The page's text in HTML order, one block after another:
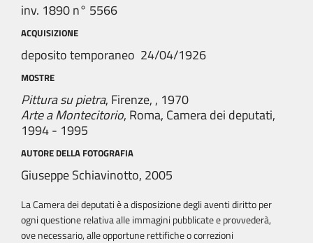
inv. 1890 n° 5566
ACQUISIZIONE
deposito temporaneo 24/04/1926
MOSTRE
Pittura su pietra, Firenze, , 1970
Arte a Montecitorio, Roma, Camera dei deputati,
1994 - 1995
AUTORE DELLA FOTOGRAFIA
Giuseppe Schiavinotto, 2005
La Camera dei deputati è a disposizione degli aventi diritto per
ogni questione relativa alle immagini pubblicate e provvederà,
ove necessario, alle opportune rettifiche o correzioni